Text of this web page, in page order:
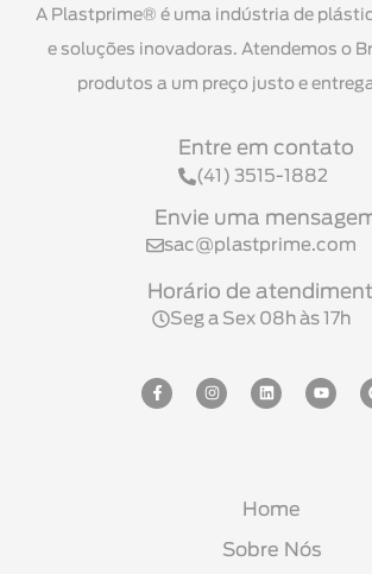
A Plastprime® é uma indústria de
e soluções inovadoras. Atendemos o
produtos a um preço justo e
Entre em contato
(41) 3515-1882
Envie uma
sac@plastprime.com
Horário de
Seg a Sex 08h às 17h
Home
Sobre Nós